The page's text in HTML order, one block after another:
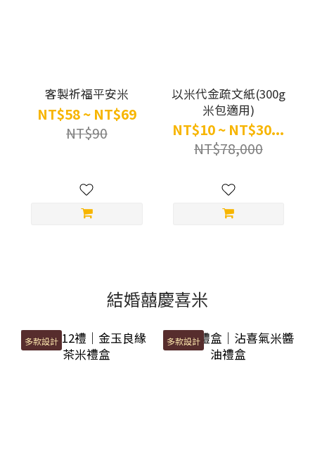
客製祈福平安米
NT$58 ~ NT$69
NT$90
以米代金疏文紙(300g
米包適用)
NT$10 ~ NT$30...
NT$78,000
結婚囍慶喜米
多款設計 多款設計